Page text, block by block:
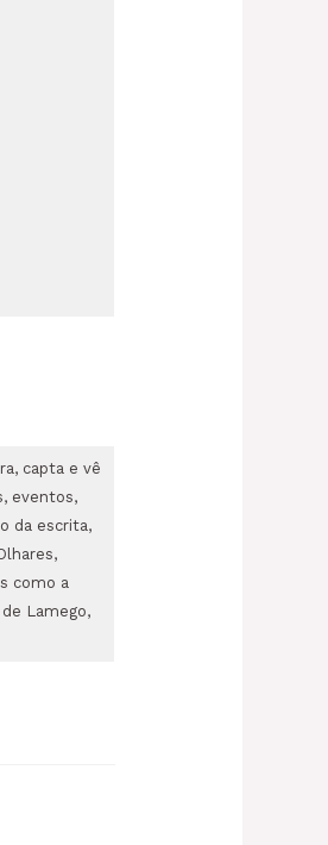
capta e vê
eventos,
da escrita,
como a
Lamego,